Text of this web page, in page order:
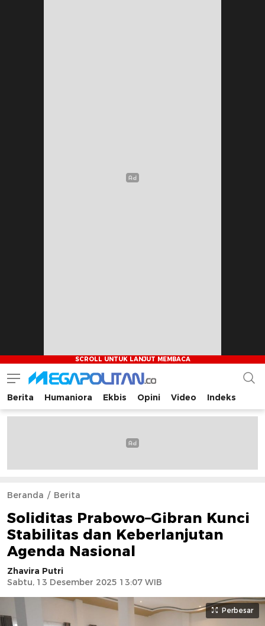
Megapolitan.co
Menyajikan berita-berita fakta bagi pembaca
Berita Humaniora Ekbis Opini Video Indeks
Beranda Berita
Soliditas Prabowo–Gibran Kunci
Stabilitas dan Keberlanjutan
Agenda Nasional
Zhavira Putri
Sabtu, 13 Desember 2025 13:07 WIB
Perbesar